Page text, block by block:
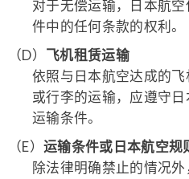
对于无偿运输，日本航
件中的任何条款的权利。
（D） 飞机租赁运输
依照与日本航空达成的
或行李的运输，应遵守
运输条件。
（E）运输条件或日本航空规
除法律明确禁止的情况